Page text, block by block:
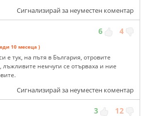
Сигнализирай за неуместен коментар
6 4
10 месеца )
е тук, на пътя в България, отровите
лъжливите немчуги се отърваха и ние
Сигнализирай за неуместен коментар
3 12